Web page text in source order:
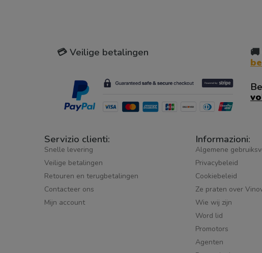
💳 Veilige betalingen
Servizio clienti:
Snelle levering
Veilige betalingen
Retouren en terugbetalingen
Contacteer ons
Mijn account
Informazioni:
Algemene
Privacybeleid
Cookiebeleid
Ze praten over
Wie wij zijn
Word lid
Promotors
Agenten